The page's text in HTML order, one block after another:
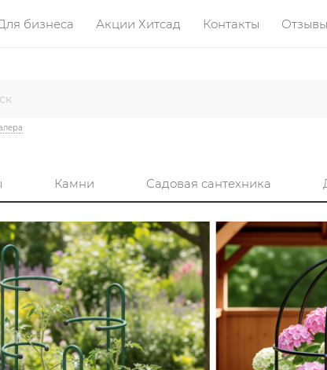
бизнеса Акции Хитсад Контакты Отзывы
Камни Садовая сантехника